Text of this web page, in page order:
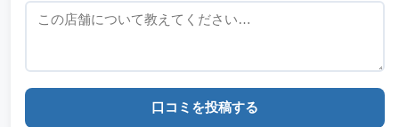
口コミを投稿する